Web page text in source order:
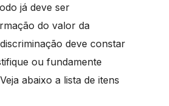
já deve ser
do valor da
deve constar
ou fundamente
abaixo a lista de itens